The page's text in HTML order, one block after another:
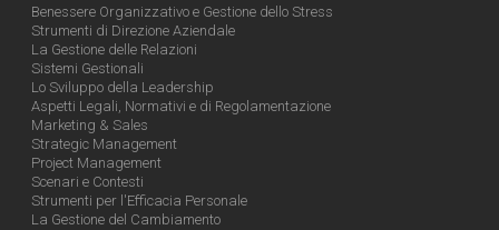
Benessere Organizzativo e Gestione dello Stress
Strumenti di Direzione Aziendale
La Gestione delle Relazioni
Sistemi Gestionali
Lo Sviluppo della Leadership
Aspetti Legali, Normativi e di Regolamentazione
Marketing & Sales
Strategic Management
Project Management
Scenari e Contesti
Strumenti per l'Efficacia Personale
La Gestione del Cambiamento